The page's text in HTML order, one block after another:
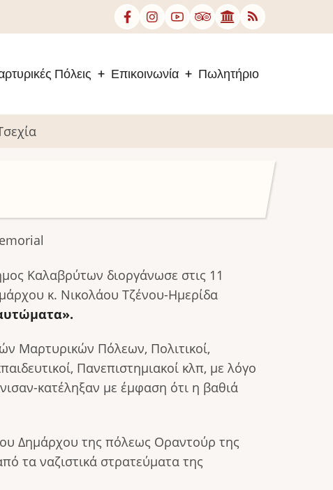
Πόλεις Επικοινωνία Πωλητήριο
Καλαβρύτων διοργάνωσε στις 11
κ. Νικολάου Τζένου-Ημερίδα
Μαρτυρικών Πόλεων, Πολιτικοί,
Πανεπιστημιακοί κλπ, με λόγο
κατέληξαν με έμφαση ότι η βαθιά
Δημάρχου της πόλεως Οραντούρ της
τα ναζιστικά στρατεύματα της